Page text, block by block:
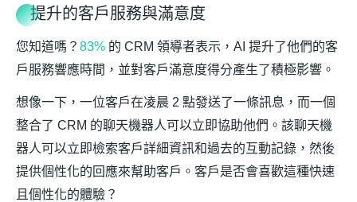
提升的客戶服務與滿意度
您知道嗎？ 83% 的 CRM 領導者表示，AI 提升了他們的客
戶服務響應時間，並對客戶滿意度得分產生了積極影響。
想像一下，一位客戶在凌晨 2 點發送了一條訊息，而一個
整合了 CRM 的聊天機器人可以立即協助他們。該聊天機
器人可以立即檢索客戶詳細資訊和過去的互動記錄，然後
提供個性化的回應來幫助客戶。客戶是否會喜歡這種快速
且個性化的體驗？